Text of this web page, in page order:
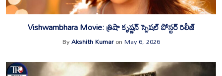
Vishwambhara Movie: త్రిషా కృష్ణన్‌ స్పెషల్ పోస్టర్ రిలీజ్
ByAkshith KumaronMay 6, 2026